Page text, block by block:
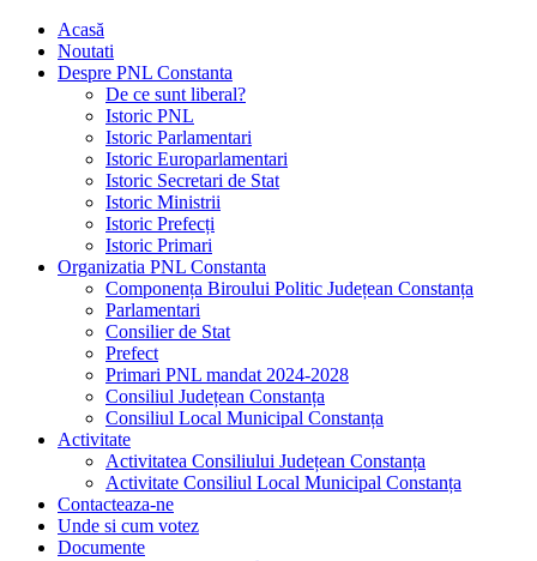
Acasă
Noutati
Despre PNL Constanta
De ce sunt liberal?
Istoric PNL
Istoric Parlamentari
Istoric Europarlamentari
Istoric Secretari de Stat
Istoric Ministrii
Istoric Prefecți
Istoric Primari
Organizatia PNL Constanta
Componența Biroului Politic Județean Constanța
Parlamentari
Consilier de Stat
Prefect
Primari PNL mandat 2024-2028
Consiliul Județean Constanța
Consiliul Local Municipal Constanța
Activitate
Activitatea Consiliului Județean Constanța
Activitate Consiliul Local Municipal Constanța
Contacteaza-ne
Unde si cum votez
Documente